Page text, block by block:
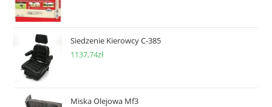
Siedzenie Kierowcy C-385
1137,74zł
Miska Olejowa Mf3